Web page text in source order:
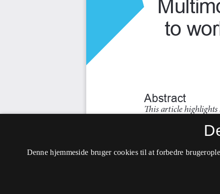
Denne hjemmeside bruger cookies til at forbedre